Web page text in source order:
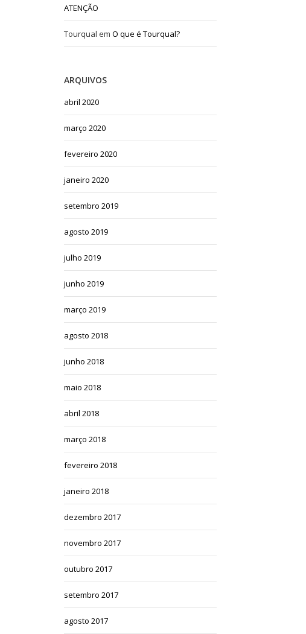
ATENÇÃO
Tourqual emO que é Tourqual?
ARQUIVOS
abril 2020
março 2020
fevereiro 2020
janeiro 2020
setembro 2019
agosto 2019
julho 2019
junho 2019
março 2019
agosto 2018
junho 2018
maio 2018
abril 2018
março 2018
fevereiro 2018
janeiro 2018
dezembro 2017
novembro 2017
outubro 2017
setembro 2017
agosto 2017